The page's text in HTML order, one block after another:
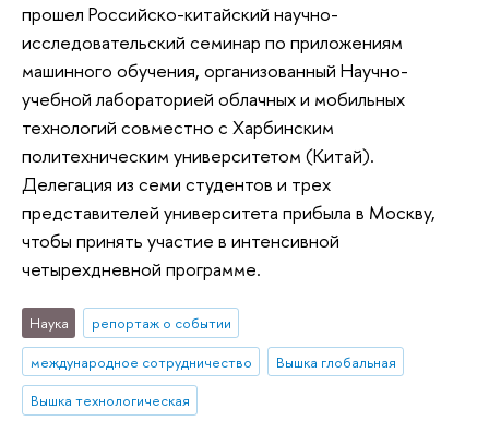
прошел Российско-китайский научно-
исследовательский семинар по приложениям
машинного обучения, организованный Научно-
учебной лабораторией облачных и мобильных
технологий совместно с Харбинским
политехническим университетом (Китай).
Делегация из семи студентов и трех
представителей университета прибыла в Москву,
чтобы принять участие в интенсивной
четырехдневной программе.
Наука
репортаж о событии
международное сотрудничество
Вышка глобальная
Вышка технологическая